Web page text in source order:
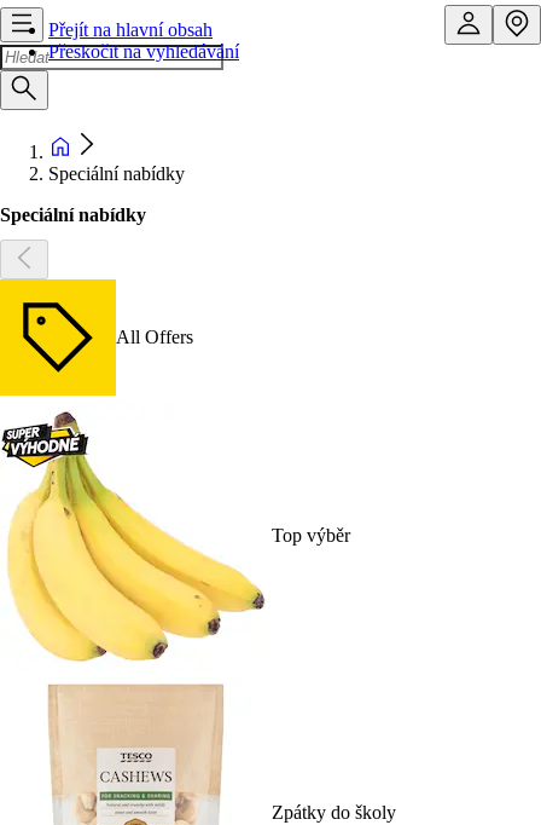
Přejít na hlavní obsah
Přeskočit na vyhledávání
Speciální nabídky
Speciální nabídky
All Offers
Top výběr
Zpátky do školy